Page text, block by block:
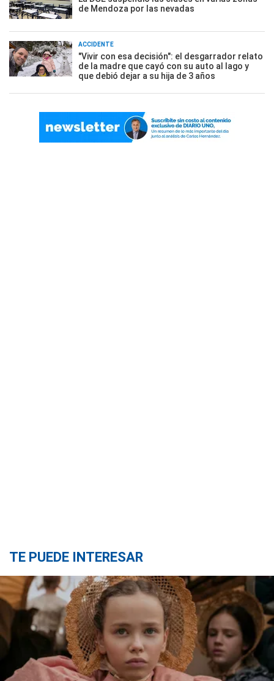
de Mendoza por las nevadas
ACCIDENTE
"Vivir con esa decisión": el desgarrador relato
de la madre que cayó con su auto al lago y
que debió dejar a su hija de 3 años
TE PUEDE INTERESAR